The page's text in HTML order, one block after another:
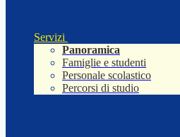
Servizi
Panoramica
Famiglie e studenti
Personale scolastico
Percorsi di studio